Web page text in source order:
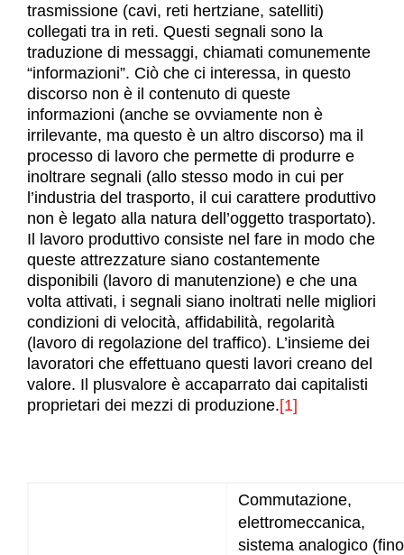
trasmissione (cavi, reti hertziane, satelliti)
collegati tra in reti. Questi segnali sono la
traduzione di messaggi, chiamati comunemente
“informazioni”. Ciò che ci interessa, in questo
discorso non è il contenuto di queste
informazioni (anche se ovviamente non è
irrilevante, ma questo è un altro discorso) ma il
processo di lavoro che permette di produrre e
inoltrare segnali (allo stesso modo in cui per
l’industria del trasporto, il cui carattere produttivo
non è legato alla natura dell’oggetto trasportato).
Il lavoro produttivo consiste nel fare in modo che
queste attrezzature siano costantemente
disponibili (lavoro di manutenzione) e che una
volta attivati, i segnali siano inoltrati nelle migliori
condizioni di velocità, affidabilità, regolarità
(lavoro di regolazione del traffico). L’insieme dei
lavoratori che effettuano questi lavori creano del
valore. Il plusvalore è accaparrato dai capitalisti
proprietari dei mezzi di produzione.[1]
Commutazione,
elettromeccanica,
sistema analogico (fino